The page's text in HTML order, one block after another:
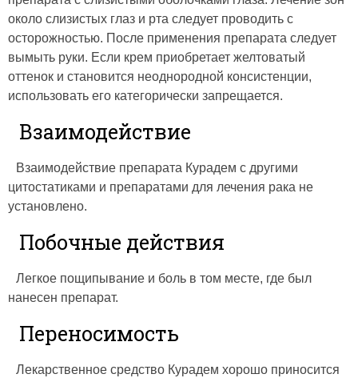
около слизистых глаз и рта следует проводить с
осторожностью. После применения препарата следует
вымыть руки. Если крем приобретает желтоватый
оттенок и становится неоднородной консистенции,
использовать его категорически запрещается.
Взаимодействие
Взаимодействие препарата Курадем с другими
цитостатиками и препаратами для лечения рака не
установлено.
Побочные действия
Легкое пощипывание и боль в том месте, где был
нанесен препарат.
Переносимость
Лекарственное средство Курадем хорошо приносится